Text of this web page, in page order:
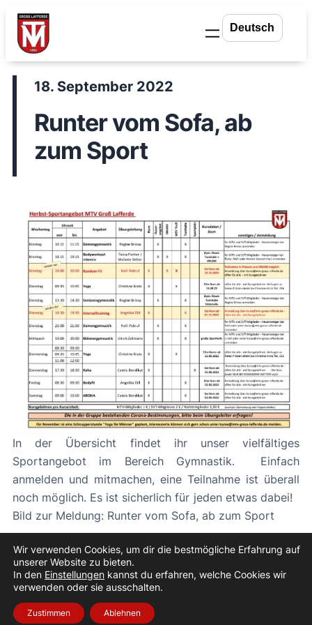
Zum
Inhalt
springen
18. September 2022
Runter vom Sofa, ab
zum Sport
In der Übersicht findet ihr unser vielfältiges
Sportangebot im Bereich Gymnastik. Einfach
anmelden und mitmachen, eine Teilnahme ist überall
noch möglich. Es ist sicherlich für jeden etwas dabei!
Bild zur Meldung: Runter vom Sofa, ab zum Sport
« Vorheriger Beitrag Nächster Beitrag »
Wir verwenden Cookies, um dir die bestmögliche Erfahrung auf
unserer Website zu bieten.
In den Einstellungen kannst du erfahren, welche Cookies wir
verwenden oder sie ausschalten.
Zustimmen Ablehnen